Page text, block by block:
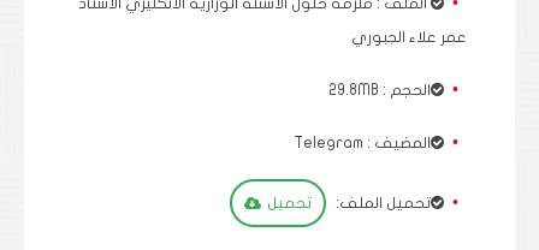
عمر علاء الجبوري
الحجم : 29.8MB
المضيف : Telegram
تحميل الملف: تحميل